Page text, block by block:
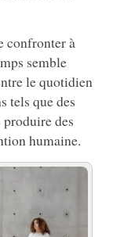
confronter à
semble
le quotidien
tels que des
des
humaine.